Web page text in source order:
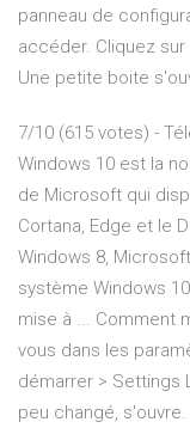
panneau de
accéder. Cliquez
Une petite boite
7/10 (615 votes) -
Windows 10 est la
de Microsoft qui
Cortana, Edge et le
Windows 8,
système Windows
mise à ... Comment
vous dans les
démarrer > Settings
peu changé,